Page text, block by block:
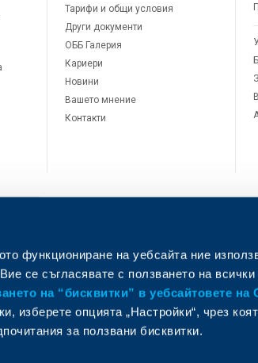
функциониране на уебсайта ние
се съгласявате с ползването на
на “бисквитки” в уебсайтовете
изберете опцията „Настройки“, чрез
за ползвани бисквитки.
Тарифи и общи условия
Други документи
ОББ Галерия
Кариери
Новини
Вашето мнение
Контакти